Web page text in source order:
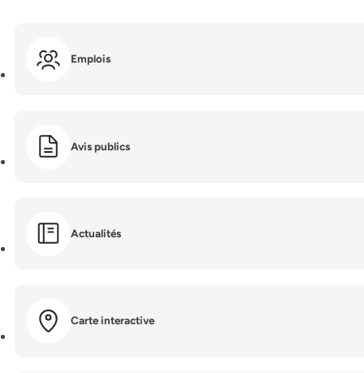
Emplois
Avis publics
Actualités
Carte interactive